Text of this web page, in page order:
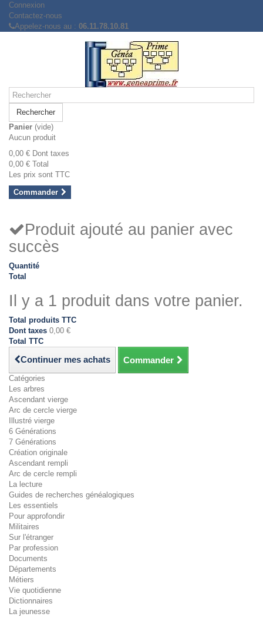
Connexion
Contactez-nous
Appelez-nous au : 06.11.78.10.81
Rechercher
Panier (vide)
Aucun produit
0,00 € Dont taxes
0,00 € Total
Les prix sont TTC
Commander
Produit ajouté au panier avec
succès
Quantité
Total
Il y a 1 produit dans votre panier.
Total produits TTC
Dont taxes 0,00 €
Total TTC
Continuer mes achats Commander
Catégories
Les arbres
Ascendant vierge
Arc de cercle vierge
Illustré vierge
6 Générations
7 Générations
Création originale
Ascendant rempli
Arc de cercle rempli
La lecture
Guides de recherches généalogiques
Les essentiels
Pour approfondir
Militaires
Sur l'étranger
Par profession
Documents
Départements
Métiers
Vie quotidienne
Dictionnaires
La jeunesse